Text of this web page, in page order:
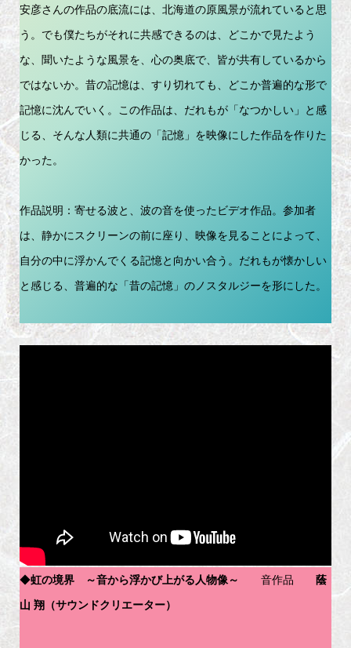
安彦さんの作品の底流には、北海道の原風景が流れていると思
う。でも僕たちがそれに共感できるのは、どこかで見たよう
な、聞いたような風景を、心の奥底で、皆が共有しているから
ではないか。昔の記憶は、すり切れても、どこか普遍的な形で
記憶に沈んでいく。この作品は、だれもが「なつかしい」と感
じる、そんな人類に共通の「記憶」を映像にした作品を作りた
かった。
作品説明：寄せる波と、波の音を使ったビデオ作品。参加者
は、静かにスクリーンの前に座り、映像を見ることによって、
自分の中に浮かんでくる記憶と向かい合う。だれもが懐かしい
と感じる、普遍的な「昔の記憶」のノスタルジーを形にした。
◆虹の境界 ～音から浮かび上がる人物像～ 音作品 蔭
山 翔（サウンドクリエーター）